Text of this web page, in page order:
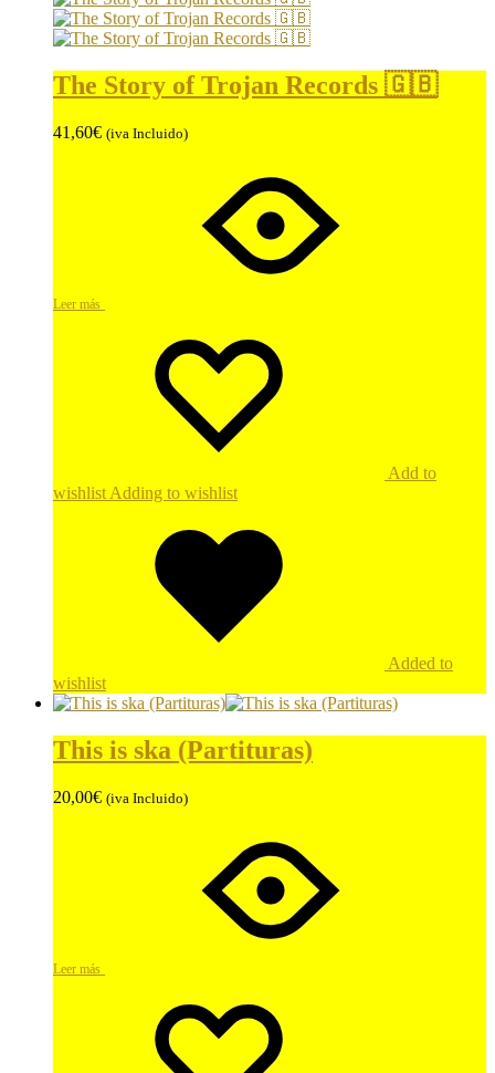
The Story of Trojan Records 🇬🇧
41,60€ (iva Incluido)
Leer más
Add to
wishlist Adding to wishlist
Added to
wishlist
This is ska (Partituras)
20,00€ (iva Incluido)
Leer más